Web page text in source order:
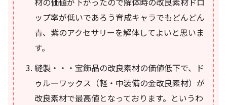
ップ率が低いであろう育成キャラでもどんどん
青、紫のアクセサリーを解体してよいと思いま
す。
縫製・・・宝飾品の改良素材の価値低下で、ド
ゥルーワックス（軽・中装備の金改良素材）が
改良素材で最高値となっております。というわ